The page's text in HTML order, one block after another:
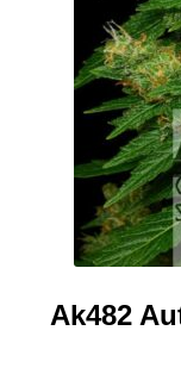
Paczkomaty
Konto
Regulamin
Pomoc
Ak482